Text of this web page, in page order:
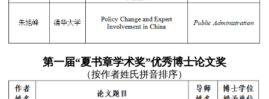
第一届“夏书章学术奖”优秀博士论文奖
（按作者姓氏拼音排序）